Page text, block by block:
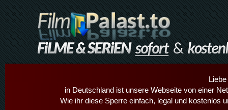
in Deutschland ist unsere Webseite von einer
Wie ihr diese Sperre einfach, legal und kostenlos